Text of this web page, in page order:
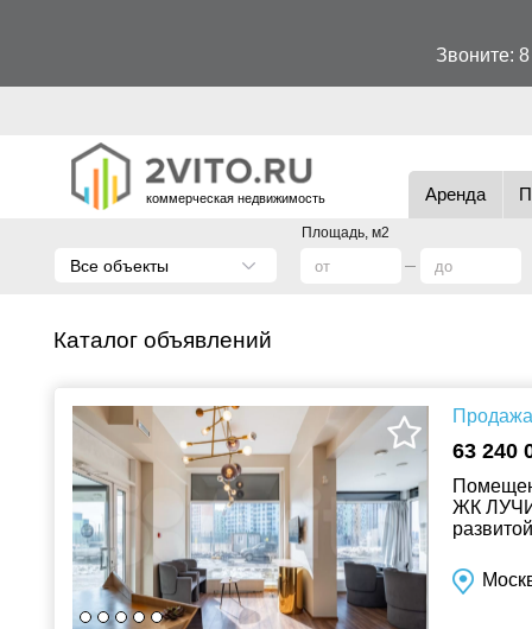
Звоните:
коммерческая недвижимость Аренда
Площадь, м2
Все объекты
Каталог объявлений
63 240
ЖК